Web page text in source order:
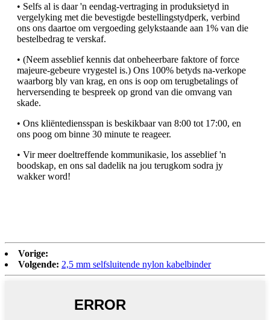
• Selfs al is daar 'n eendag-vertraging in produksietyd in
vergelyking met die bevestigde bestellingstydperk, verbind
ons ons daartoe om vergoeding gelykstaande aan 1% van die
bestelbedrag te verskaf.
• (Neem asseblief kennis dat onbeheerbare faktore of force
majeure-gebeure vrygestel is.) Ons 100% betyds na-verkope
waarborg bly van krag, en ons is oop om terugbetalings of
herversending te bespreek op grond van die omvang van
skade.
• Ons kliëntediensspan is beskikbaar van 8:00 tot 17:00, en
ons poog om binne 30 minute te reageer.
• Vir meer doeltreffende kommunikasie, los asseblief 'n
boodskap, en ons sal dadelik na jou terugkom sodra jy
wakker word!
Vorige:
Volgende: 2,5 mm selfsluitende nylon kabelbinder